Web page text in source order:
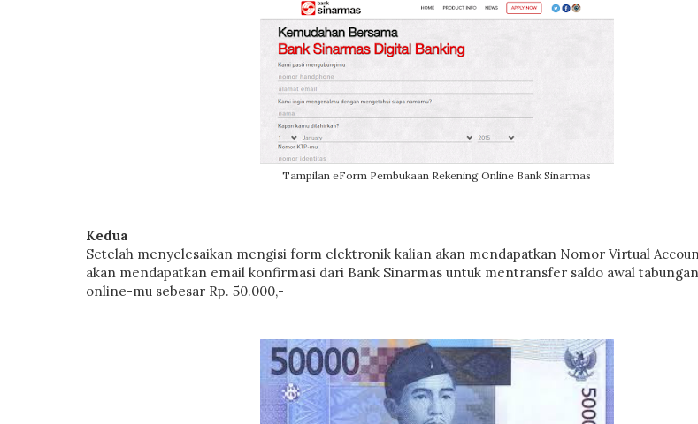
Tampilan eForm Pembukaan Rekening Online Bank Sinarmas
Kedua
Setelah menyelesaikan mengisi form elektronik kalian akan mendapatkan Nomor Virtual
akan mendapatkan email konfirmasi dari Bank Sinarmas untuk mentransfer saldo awal
online-mu sebesar Rp. 50.000,-